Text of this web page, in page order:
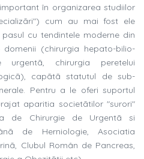
în organizarea studiilor
cum au mai fost ele
cu tendintele moderne din
(chirurgia hepato-bilio-
urgentã, chirurgia peretelui
capãtã statutul de sub-
Pentru a le oferi suportul
aparitia societãtilor "surori"
de Chirurgie de Urgentã si
de Herniologie, Asociatia
Clubul Român de Pancreas,